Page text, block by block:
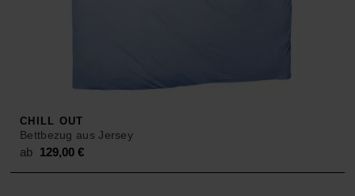
CHILL OUT
Bettbezug aus Jersey
ab 129,00€